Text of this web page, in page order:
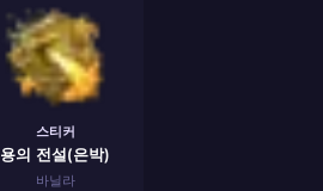
스티커
용의 전설(은박)
바닐라